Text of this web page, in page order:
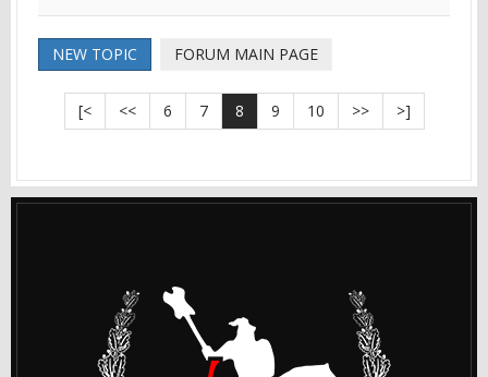
NEW TOPIC FORUM MAIN PAGE
[< << 6 7 8 9 10 >> >]